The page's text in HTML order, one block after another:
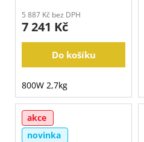
5 887 Kč bez DPH
7 241 Kč
Do košíku
800W 2,7kg
akce
novinka